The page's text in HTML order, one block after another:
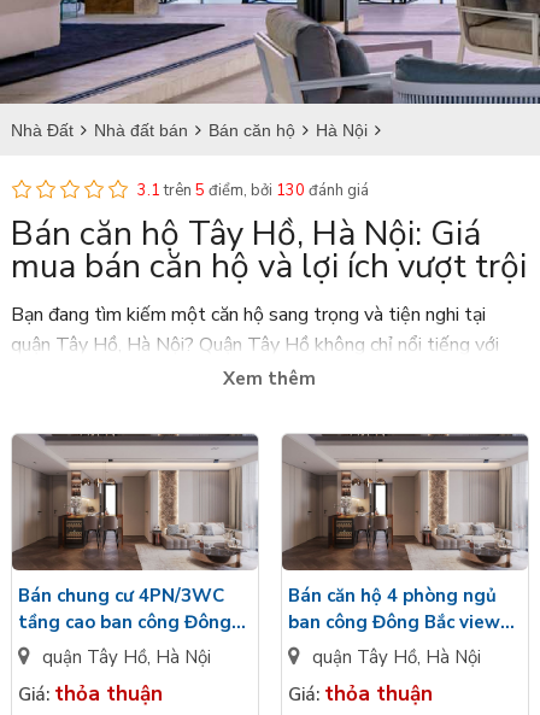
Nhà Đất Nhà đất bán Bán căn hộ Hà Nội
Bán căn hộ tại Tây Hồ
3.1trên 5 điểm, bởi 130 đánh giá
Bán căn hộ Tây Hồ, Hà Nội: Giá
mua bán căn hộ và lợi ích vượt trội
Bạn đang tìm kiếm một căn hộ sang trọng và tiện nghi tại
quận Tây Hồ, Hà Nội? Quận Tây Hồ không chỉ nổi tiếng với
cảnh quan đẹp, mà còn hấp dẫn bởi vị trí địa lý thuận lợi và hệ
trường bất động sản căn hộ nơi đây và những lợi ích khi bạn
chọn muabán căn hộ Tây Hồ
Giới thiệu chi tiết về bán căn hộ Tây Hồ
Xem thêm
Bán chung cư 4PN/3WC
tầng cao ban công Đông
Nam hoàn thiện nội thất
cao cấp Maison Privee
Ciputra
quận Tây Hồ, Hà Nội
Giá: thỏa thuận
Bán căn hộ 4 phòng ngủ
ban công Đông Bắc view
sân Golf bàn giao cơ bản
Maison Privee Ciputra
quận Tây Hồ, Hà Nội
Giá: thỏa thuận